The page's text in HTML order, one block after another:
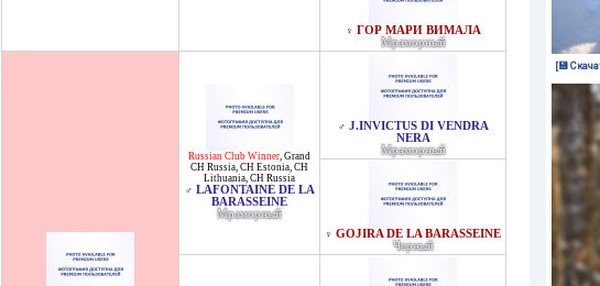
♀ ГОР МАРИ ВИМАЛА
Мраморный
Russian Club Winner, Grand
CH Russia, CH Estonia, CH
Lithuania, CH Russia
♂ LAFONTAINE DE LA
BARASSEINE
Мраморный
♂ J.INVICTUS DI VENDRA
NERA
Мраморный
♀ GOJIRA DE LA BARASSEINE
Черный
[💾